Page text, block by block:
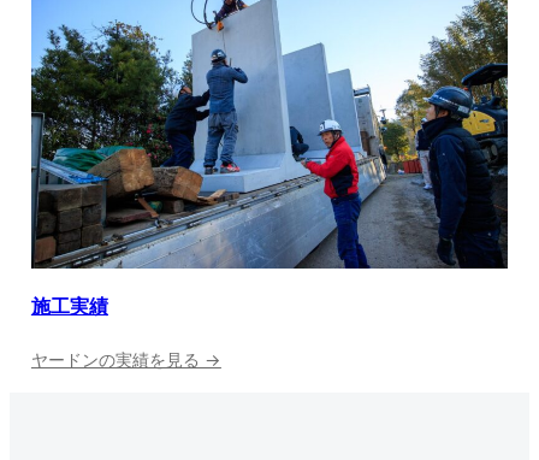
施工実績
ヤードンの実績を見る →